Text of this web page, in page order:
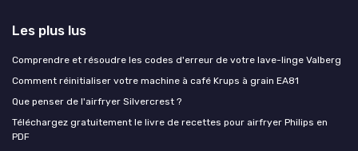
Les plus lus
Comprendre et résoudre les codes d'erreur de votre lave-linge Valberg
Comment réinitialiser votre machine à café Krups à grain EA81
Que penser de l'airfryer Silvercrest ?
Téléchargez gratuitement le livre de recettes pour airfryer Philips en
PDF